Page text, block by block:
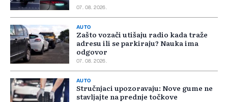
07. 08. 2026.
AUTO
Zašto vozači utišaju radio kada traže
adresu ili se parkiraju? Nauka ima
odgovor
07. 08. 2026.
AUTO
Stručnjaci upozoravaju: Nove gume ne
stavljajte na prednje točkove